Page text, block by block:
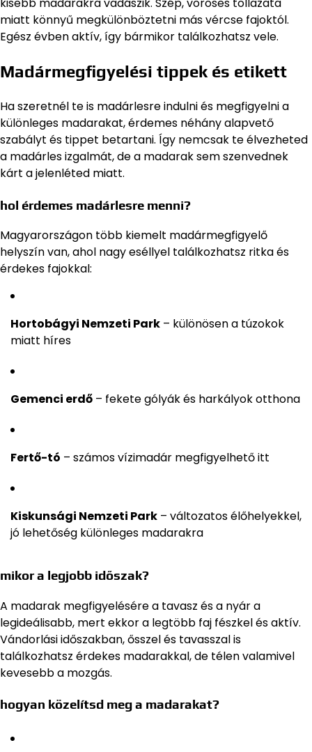
miatt könnyű megkülönböztetni más vércse fajoktól.
Egész évben aktív, így bármikor találkozhatsz vele.
Madármegfigyelési tippek és etikett
Ha szeretnél te is madárlesre indulni és megfigyelni a
különleges madarakat, érdemes néhány alapvető
szabályt és tippet betartani. Így nemcsak te élvezheted
a madárles izgalmát, de a madarak sem szenvednek
kárt a jelenléted miatt.
hol érdemes madárlesre menni?
Magyarországon több kiemelt madármegfigyelő
helyszín van, ahol nagy eséllyel találkozhatsz ritka és
érdekes fajokkal:
Hortobágyi Nemzeti Park – különösen a túzokok
miatt híres
Gemenci erdő – fekete gólyák és harkályok otthona
Fertő-tó – számos vízimadár megfigyelhető itt
Kiskunsági Nemzeti Park – változatos élőhelyekkel,
jó lehetőség különleges madarakra
mikor a legjobb időszak?
A madarak megfigyelésére a tavasz és a nyár a
legideálisabb, mert ekkor a legtöbb faj fészkel és aktív.
Vándorlási időszakban, ősszel és tavasszal is
találkozhatsz érdekes madarakkal, de télen valamivel
kevesebb a mozgás.
hogyan közelítsd meg a madarakat?